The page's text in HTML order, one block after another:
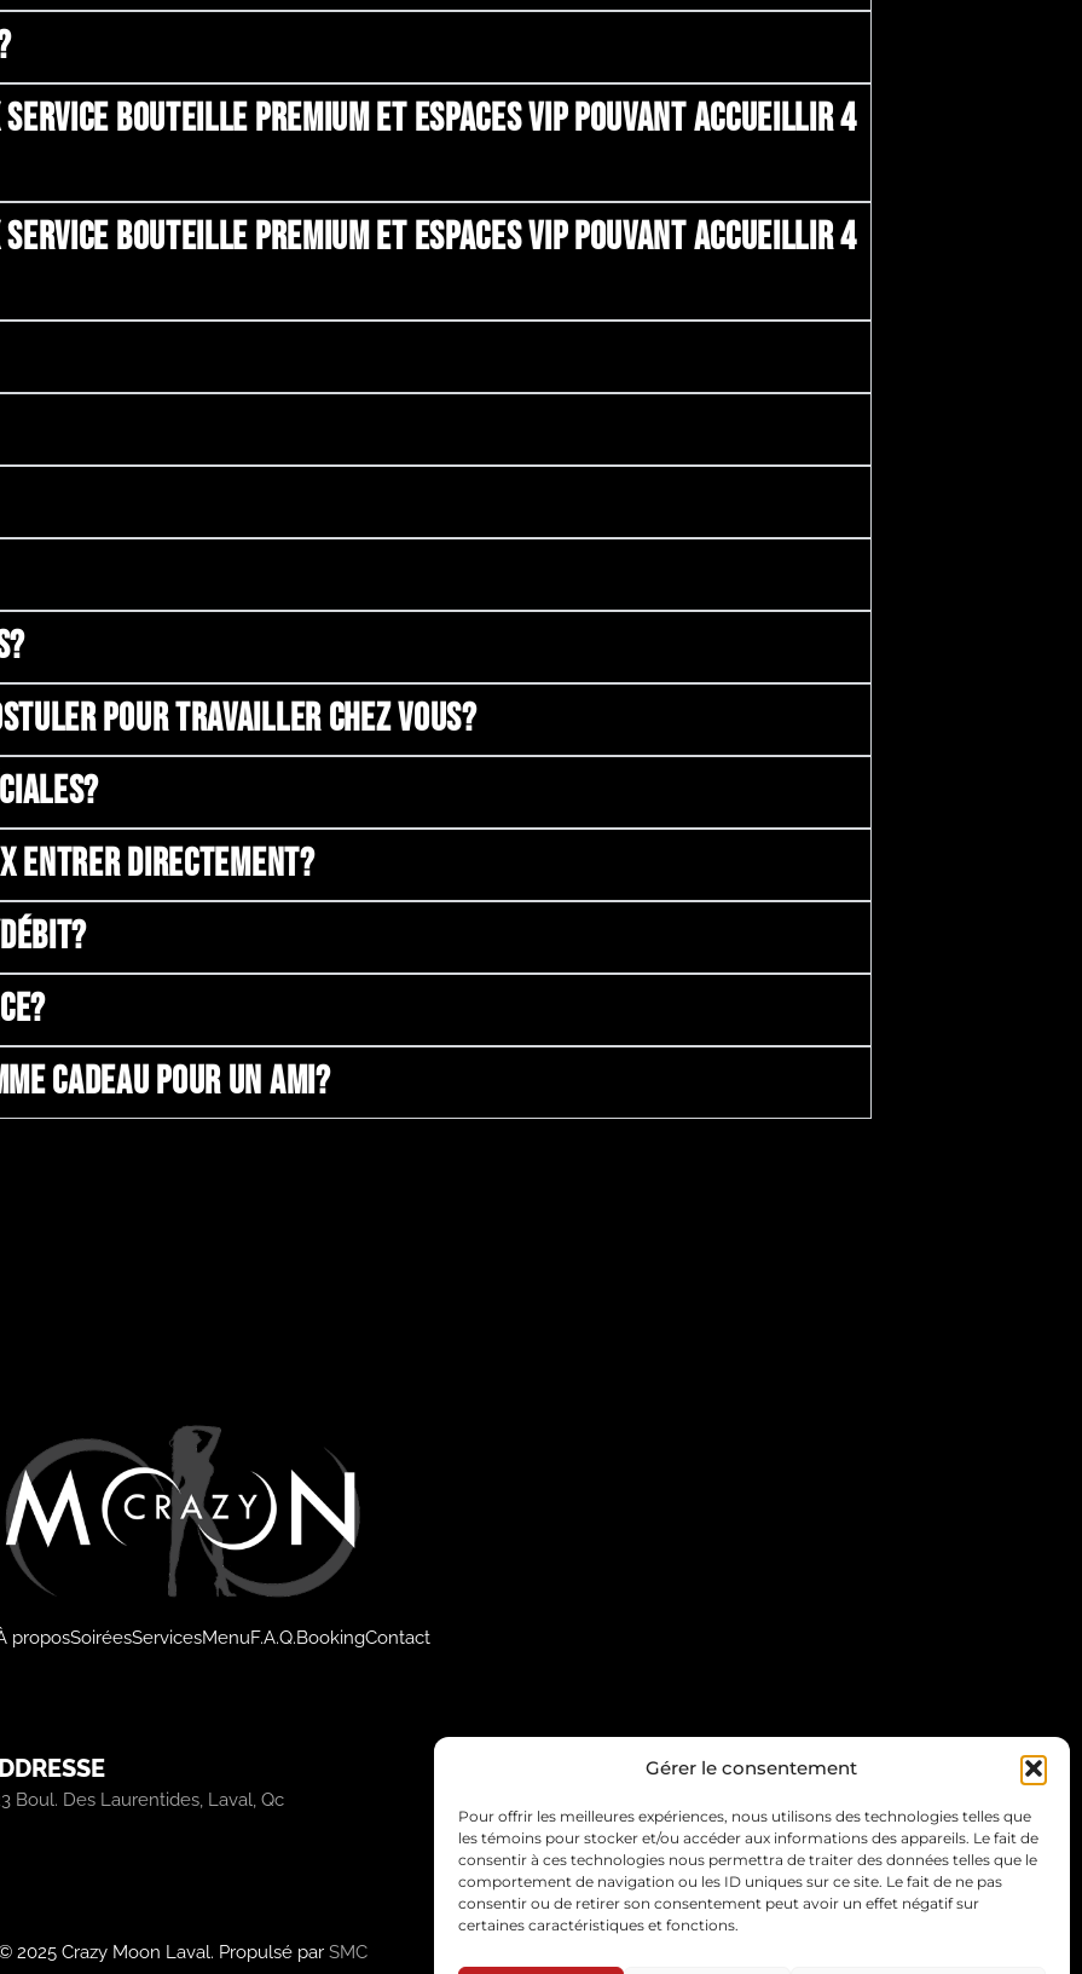
Gérer le consentement
Pour offrir les meilleures expériences, nous utilisons des technologies telles que
les témoins pour stocker et/ou accéder aux informations des appareils. Le fait de
consentir à ces technologies nous permettra de traiter des données telles que le
comportement de navigation ou les ID uniques sur ce site. Le fait de ne pas
consentir ou de retirer son consentement peut avoir un effet négatif sur
certaines caractéristiques et fonctions.
BOUTEILLE PREMIUM ET ESPACES VIP POUVANT ACCUEILLIR 4
BOUTEILLE PREMIUM ET ESPACES VIP POUVANT ACCUEILLIR 4
POUR TRAVAILLER CHEZ VOUS?
ENTRER DIRECTEMENT?
CADEAU POUR UN AMI?
proposSoiréesServicesMenuF.A.Q.BookingContact
Boul. Des Laurentides, Laval, Qc
HEURES D'OUVERTURE
2025 Crazy Moon Laval. Propulsé par SMC